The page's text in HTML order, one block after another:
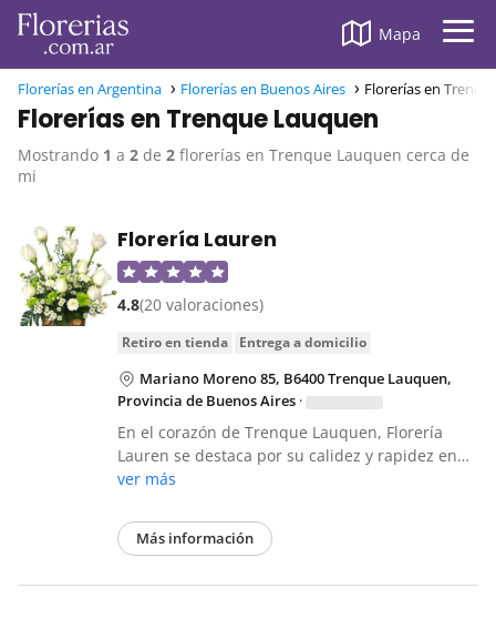
Mapa
Florerías en Argentina Florerías en Buenos Aires Florerías en
Florerías en Trenque Lauquen
Mostrando 1 a 2 de 2 florerías en Trenque Lauquen cerca de
mi
Florería Lauren
4.8(20 valoraciones)
retiro en tienda entrega a domicilio
Mariano Moreno 85, B6400 Trenque Lauquen,
Provincia de Buenos Aires ·
En el corazón de Trenque Lauquen, Florería
Lauren se destaca por su calidez y rapidez en…
ver más
Más información